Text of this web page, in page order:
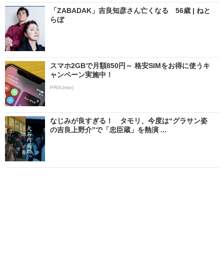
「ZABADAK」吉良知彦さん亡くなる 56歳 | ねと
らぼ
スマホ2GBで月額850円～ 格安SIMをお得に使うキ
ャンペーン実施中！
PR(IIJmio)
なじみが良すぎる！ タモリ、今度は“グラサン姿
の吉良上野介”で「忠臣蔵」を熱演 ...